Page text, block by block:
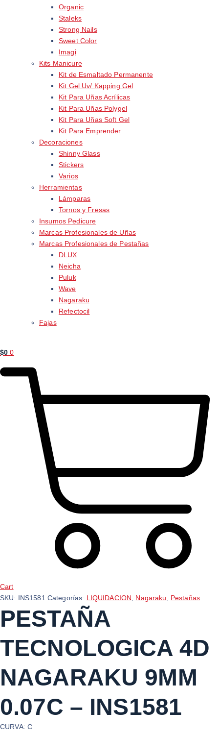
Organic
Staleks
Strong Nails
Sweet Color
Imagi
Kits Manicure
Kit de Esmaltado Permanente
Kit Gel Uv/ Kapping Gel
Kit Para Uñas Acrílicas
Kit Para Uñas Polygel
Kit Para Uñas Soft Gel
Kit Para Emprender
Decoraciones
Shinny Glass
Stickers
Varios
Herramientas
Lámparas
Tornos y Fresas
Insumos Pedicure
Marcas Profesionales de Uñas
Marcas Profesionales de Pestañas
DLUX
Neicha
Puluk
Wave
Nagaraku
Refectocil
Fajas
$0 0
Cart
SKU: INS1581 Categorías: LIQUIDACION Nagaraku Pestañas
PESTAÑA
TECNOLOGICA 4D
NAGARAKU 9MM
0.07C – INS1581
CURVA: C